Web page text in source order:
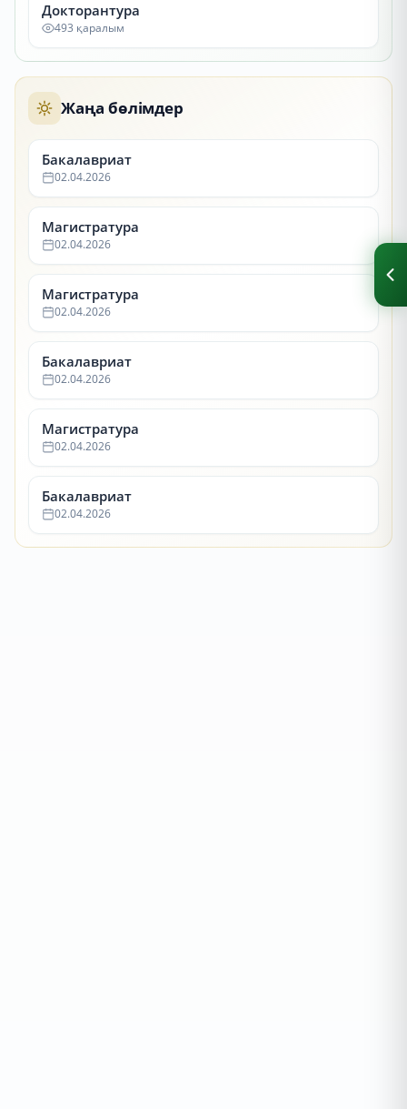
Докторантура
493 қаралым
Жаңа бөлімдер
Бакалавриат
02.04.2026
Магистратура
02.04.2026
Магистратура
02.04.2026
Бакалавриат
02.04.2026
Магистратура
02.04.2026
Бакалавриат
02.04.2026